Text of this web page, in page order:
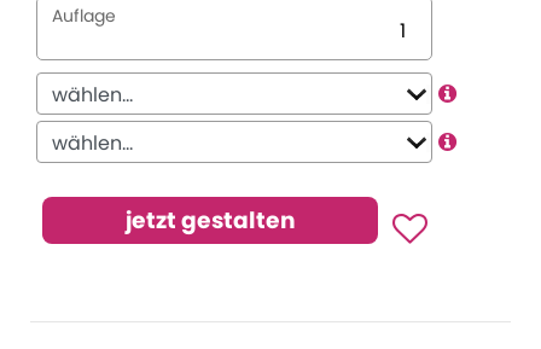
Auflage